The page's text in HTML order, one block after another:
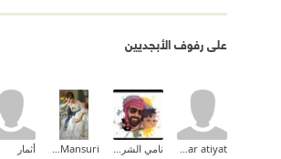
على رفوف الأبجديين
omar atiyat نامي الشريف ✨ Enas Al-Mansuri أثمار